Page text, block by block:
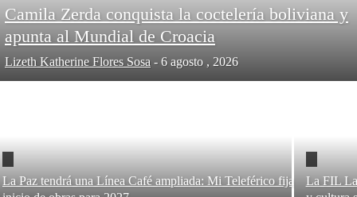
Camila Zerda conquista la coctelería boliviana y
apunta al Mundial de Croacia
Lizeth Katherine Flores Sosa - 6 agosto , 2026
La Paz tendrá una Línea Café ampliada: Mi Teleférico fija
La FIL La